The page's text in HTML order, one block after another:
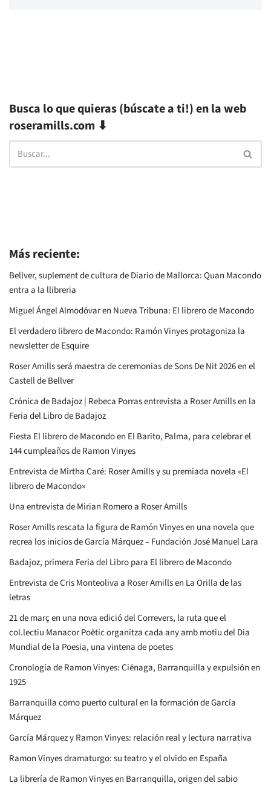
Busca lo que quieras (búscate a ti!) en la web
roseramills.com ⬇
Más reciente:
Bellver, suplement de cultura de Diario de Mallorca: Quan Macondo
entra a la llibreria
Miguel Ángel Almodóvar en Nueva Tribuna: El librero de Macondo
El verdadero librero de Macondo: Ramón Vinyes protagoniza la
newsletter de Esquire
Roser Amills será maestra de ceremonias de Sons De Nit 2026 en el
Castell de Bellver
Crónica de Badajoz | Rebeca Porras entrevista a Roser Amills en la
Feria del Libro de Badajoz
Fiesta El librero de Macondo en El Barito, Palma, para celebrar el
144 cumpleaños de Ramon Vinyes
Entrevista de Mirtha Caré: Roser Amills y su premiada novela «El
librero de Macondo»
Una entrevista de Mirian Romero a Roser Amills
Roser Amills rescata la figura de Ramón Vinyes en una novela que
recrea los inicios de García Márquez – Fundación José Manuel Lara
Badajoz, primera Feria del Libro para El librero de Macondo
Entrevista de Cris Monteoliva a Roser Amills en La Orilla de las
letras
21 de març en una nova edició del Correvers, la ruta que el
col.lectiu Manacor Poètic organitza cada any amb motiu del Dia
Mundial de la Poesia, una vintena de poetes
Cronología de Ramon Vinyes: Ciénaga, Barranquilla y expulsión en
1925
Barranquilla como puerto cultural en la formación de García
Márquez
García Márquez y Ramon Vinyes: relación real y lectura narrativa
Ramon Vinyes dramaturgo: su teatro y el olvido en España
La librería de Ramon Vinyes en Barranquilla, origen del sabio